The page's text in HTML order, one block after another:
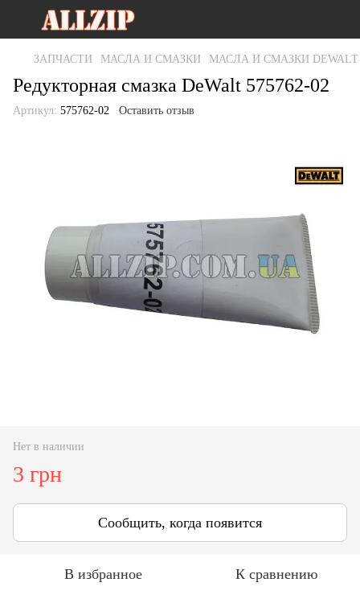
ЗАПЧАСТИ МАСЛА И СМАЗКИ МАСЛА И СМАЗКИ DEWALT
Редукторная смазка DeWalt 575762-02
Артикул: 575762-02 Оставить отзыв
Нет в наличии
3 грн
Сообщить, когда появится
В избранное К сравнению